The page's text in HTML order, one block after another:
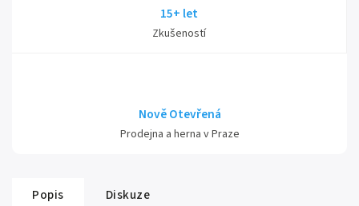
15+ let
Zkušeností
Nově Otevřená
Prodejna a herna v Praze
Popis Diskuze